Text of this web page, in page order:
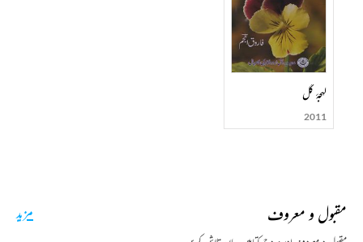
لہجۂ گل
2011
مقبول و معروف مزید